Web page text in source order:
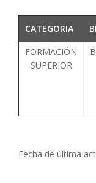
CATEGORIA
FORMACIÓN
SUPERIOR
Fecha de última